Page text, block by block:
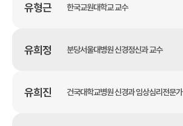
유형근 한국교원대학교 교수
유희정 분당서울대병원 신경정신과 교수
유희진 건국대학교병원 신경과 임상심리전문가